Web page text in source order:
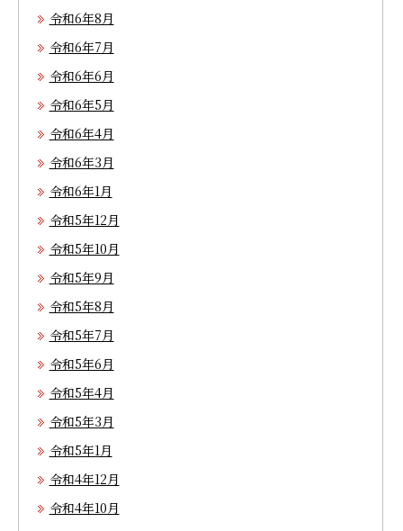
令和6年8月
令和6年7月
令和6年6月
令和6年5月
令和6年4月
令和6年3月
令和6年1月
令和5年12月
令和5年10月
令和5年9月
令和5年8月
令和5年7月
令和5年6月
令和5年4月
令和5年3月
令和5年1月
令和4年12月
令和4年10月